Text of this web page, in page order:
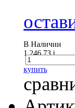
В Наличии
1 246.73i
купить